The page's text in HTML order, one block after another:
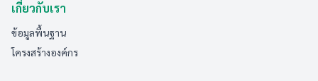
เกี่ยวกับเรา
ข้อมูลพื้นฐาน
โครงสร้างองค์กร